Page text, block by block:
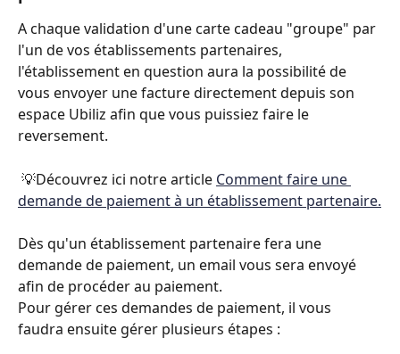
A chaque validation d'une carte cadeau "groupe" par
l'un de vos établissements partenaires,
l'établissement en question aura la possibilité de
vous envoyer une facture directement depuis son
espace Ubiliz afin que vous puissiez faire le
reversement.
💡Découvrez ici notre article Comment faire une
demande de paiement à un établissement partenaire.
Dès qu'un établissement partenaire fera une
demande de paiement, un email vous sera envoyé
afin de procéder au paiement.
Pour gérer ces demandes de paiement, il vous
faudra ensuite gérer plusieurs étapes :